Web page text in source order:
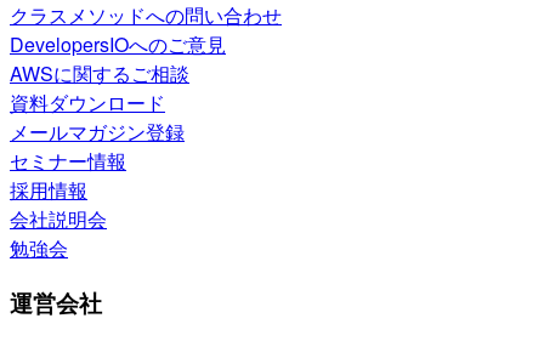
クラスメソッドへの問い合わせ
DevelopersIOへのご意見
AWSに関するご相談
資料ダウンロード
メールマガジン登録
セミナー情報
採用情報
会社説明会
勉強会
運営会社